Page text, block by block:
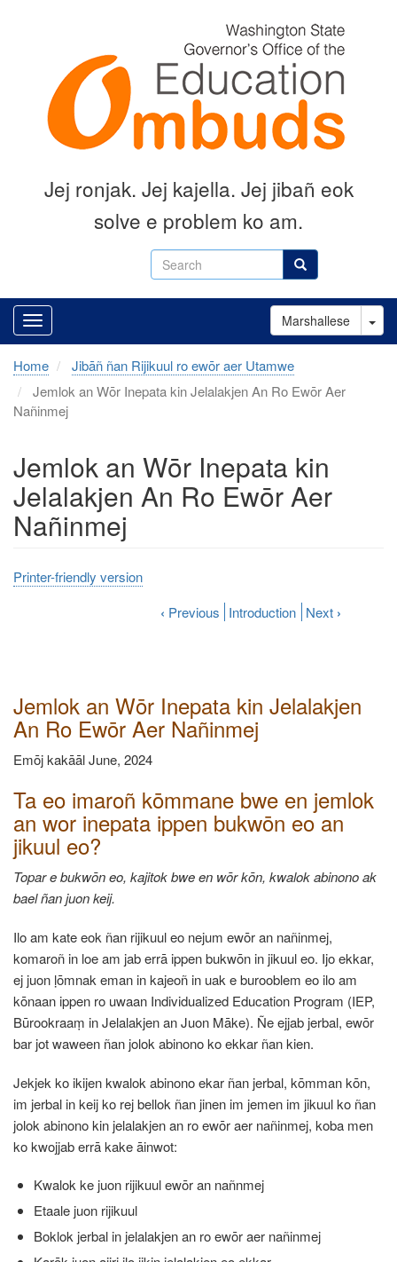
Search Search
Jej ronjak. Jej kajella. Jej jibañ eok
solve e problem ko am.
Marshallese
Home
Jibāñ ñan Rijikuul ro ewōr aer Utamwe
Jemlok an Wōr Inepata kin Jelalakjen An Ro Ewōr Aer
Nañinmej
Jemlok an Wōr Inepata kin
Jelalakjen An Ro Ewōr Aer
Nañinmej
Jemlok an Wōr Inepata kin Jelalakjen
An Ro Ewōr Aer Nañinmej
Emōj kakāāl June, 2024
Ta eo imaroñ kōmmane bwe en jemlok
an wor inepata ippen bukwōn eo an
jikuul eo?
Topar e bukwōn eo, kajitok bwe en wōr kōn, kwalok abinono ak
bael ñan juon keij.
Ilo am kate eok ñan rijikuul eo nejum ewōr an nañinmej,
komaroñ in loe am jab errā ippen bukwōn in jikuul eo. Ijo ekkar,
ej juon ḷōmnak eman in kajeoñ in uak e burooblem eo ilo am
kōnaan ippen ro uwaan Individualized Education Program (IEP,
Būrookraaṃ in Jelalakjen an Juon Māke). Ñe ejjab jerbal, ewōr
bar jot waween ñan jolok abinono ko ekkar ñan kien.
Jekjek ko ikijen kwalok abinono ekar ñan jerbal, kōmman kōn,
im jerbal in keij ko rej bellok ñan jinen im jemen im jikuul ko ñan
jolok abinono kin jelalakjen an ro ewōr aer nañinmej, koba men
ko kwojjab errā kake āinwot:
Kwalok ke juon rijikuul ewōr an nañnmej
Etaale juon rijikuul
Boklok jerbal in jelalakjen an ro ewōr aer nañinmej
Printer-friendly version
‹ Previous Introduction Next ›